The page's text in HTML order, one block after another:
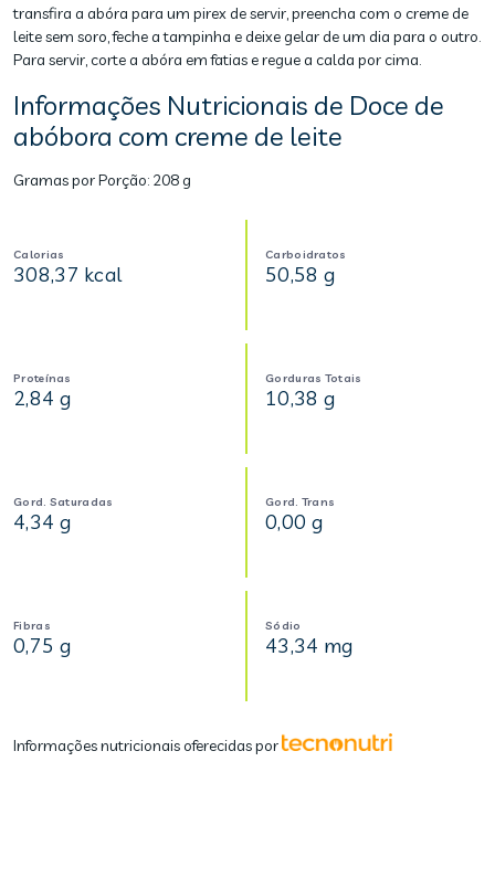
transfira a abóra para um pirex de servir, preencha com o creme de
leite sem soro, feche a tampinha e deixe gelar de um dia para o outro.
Para servir, corte a abóra em fatias e regue a calda por cima.
Informações Nutricionais de Doce de
abóbora com creme de leite
Gramas por Porção: 208 g
Calorias
308,37 kcal
Carboidratos
50,58 g
Proteínas
2,84 g
Gorduras Totais
10,38 g
Gord. Saturadas
4,34 g
Gord. Trans
0,00 g
Fibras
0,75 g
Sódio
43,34 mg
Informações nutricionais oferecidas por